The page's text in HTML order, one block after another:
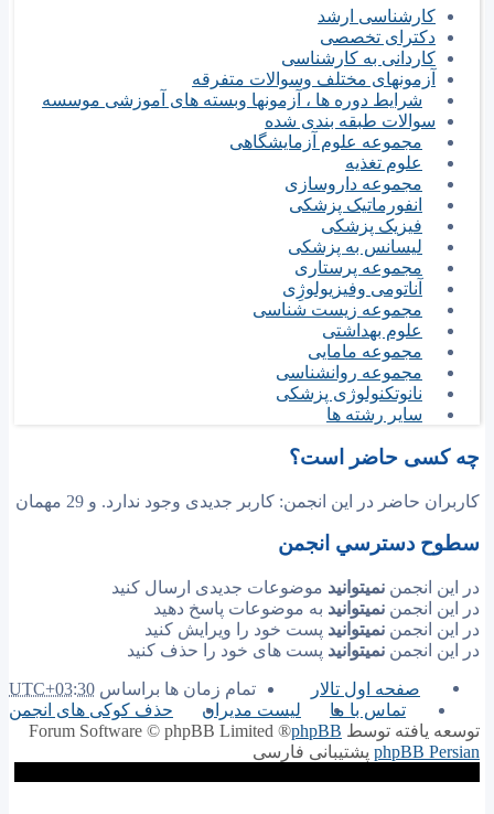
کارشناسی ارشد
دکترای تخصصی
کاردانی به کارشناسی
آزمونهای مختلف وسوالات متفرقه
شرایط دوره ها ، آزمونها وبسته های آموزشی موسسه
سوالات طبقه بندی شده
مجموعه علوم آزمایشگاهی
علوم تغذیه
مجموعه داروسازی
انفورماتیک پزشکی
فیزیک پزشکی
لیسانس به پزشکی
مجموعه پرستاری
آناتومی وفیزیولوژِی
مجموعه زیست شناسی
علوم بهداشتی
مجموعه مامایی
مجموعه روانشناسی
نانوتکنولوژی پزشکی
سایر رشته ها
چه کسی حاضر است؟
کاربران حاضر در این انجمن: کاربر جدیدی وجود ندارد. و 29 مهمان
سطوح دسترسي انجمن
در این انجمن نمیتوانید موضوعات جدیدی ارسال کنید
در این انجمن نمیتوانید به موضوعات پاسخ دهید
در این انجمن نمیتوانید پست خود را ویرایش کنید
در این انجمن نمیتوانید پست های خود را حذف کنید
صفحه اول تالار تمام زمان ها براساس UTC+03:30
حذف کوکی های انجمن
لیست مدیران
تماس با ما
توسعه یافته توسط phpBB
® Forum Software © phpBB Limited
phpBB Persian پشتیبانی فارسی